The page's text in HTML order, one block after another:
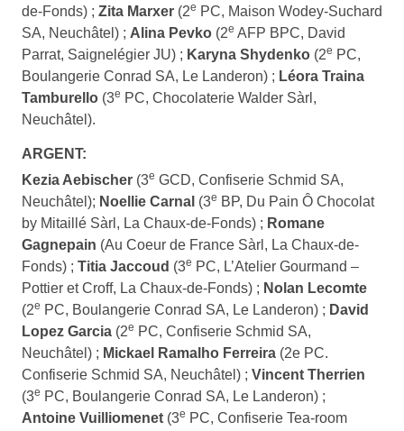
de-Fonds) ; Zita Marxer (2e PC, Maison Wodey-Suchard
SA, Neuchâtel) ; Alina Pevko (2e AFP BPC, David
Parrat, Saignelégier JU) ; Karyna Shydenko (2e PC,
Boulangerie Conrad SA, Le Landeron) ; Léora Traina
Tamburello (3e PC, Chocolaterie Walder Sàrl,
Neuchâtel).
ARGENT:
Kezia Aebischer (3e GCD, Confiserie Schmid SA,
Neuchâtel); Noellie Carnal (3e BP, Du Pain Ô Chocolat
by Mitaillé Sàrl, La Chaux-de-Fonds) ; Romane
Gagnepain (Au Coeur de France Sàrl, La Chaux-de-
Fonds) ; Titia Jaccoud (3e PC, L’Atelier Gourmand –
Pottier et Croff, La Chaux-de-Fonds) ; Nolan Lecomte
(2e PC, Boulangerie Conrad SA, Le Landeron) ; David
Lopez Garcia (2e PC, Confiserie Schmid SA,
Neuchâtel) ; Mickael Ramalho Ferreira (2e PC.
Confiserie Schmid SA, Neuchâtel) ; Vincent Therrien
(3e PC, Boulangerie Conrad SA, Le Landeron) ;
Antoine Vuilliomenet (3e PC, Confiserie Tea-room